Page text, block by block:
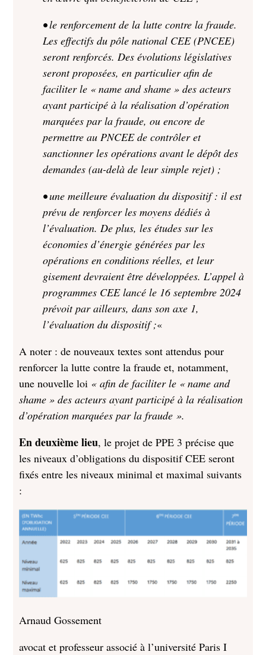
• le renforcement de la lutte contre la fraude.
Les effectifs du pôle national CEE (PNCEE)
seront renforcés. Des évolutions législatives
seront proposées, en particulier afin de
faciliter le « name and shame » des acteurs
ayant participé à la réalisation d’opération
marquées par la fraude, ou encore de
permettre au PNCEE de contrôler et
sanctionner les opérations avant le dépôt des
demandes (au-delà de leur simple rejet) ;
• une meilleure évaluation du dispositif : il est
prévu de renforcer les moyens dédiés à
l’évaluation. De plus, les études sur les
économies d’énergie générées par les
opérations en conditions réelles, et leur
gisement devraient être développées. L’appel à
programmes CEE lancé le 16 septembre 2024
prévoit par ailleurs, dans son axe 1,
l’évaluation du dispositif ;«
A noter : de nouveaux textes sont attendus pour
renforcer la lutte contre la fraude et, notamment,
une nouvelle loi « afin de faciliter le « name and
shame » des acteurs ayant participé à la réalisation
d’opération marquées par la fraude ».
En deuxième lieu, le projet de PPE 3 précise que
les niveaux d’obligations du dispositif CEE seront
fixés entre les niveaux minimal et maximal suivants
:
Arnaud Gossement
avocat et professeur associé à l’université Paris I